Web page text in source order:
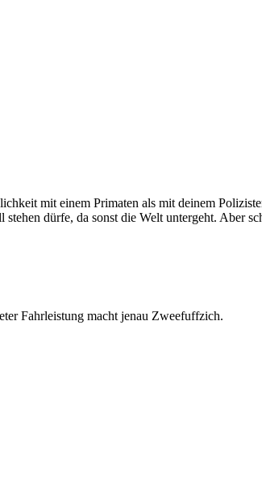
mit einem Primaten als mit deinem
dürfe, da sonst die Welt untergeht. Aber
Fahrleistung macht jenau Zweefuffzich.